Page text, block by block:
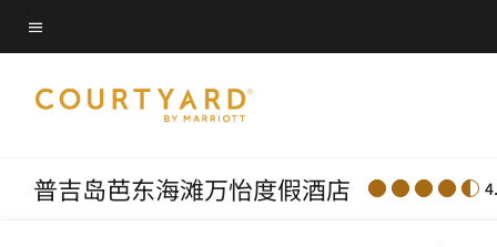
Skip
to
content
菜单文本
普吉岛芭东海滩万怡度假酒店